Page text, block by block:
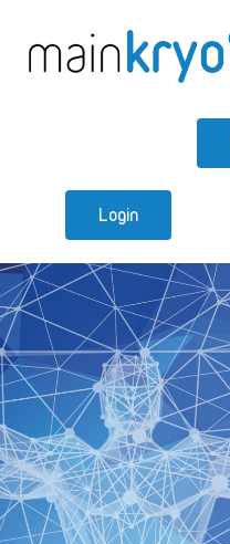
Login